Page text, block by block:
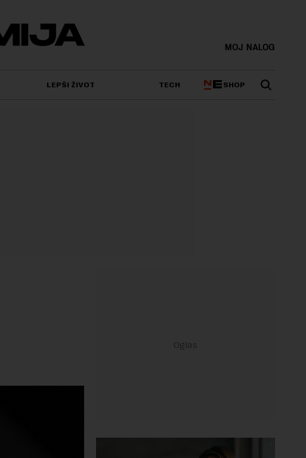
MOJ NALOG
LEPŠI ŽIVOT TECH SHOP